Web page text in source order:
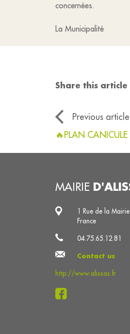
concernées.
La Municipalité
Share this article
Previous article
🔥PLAN
MAIRIE
1 Rue de la
France
04.75.65.12.81
Contact us
http://www.alissas.fr